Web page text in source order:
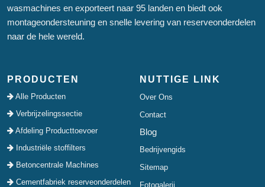
wasmachines en exporteert naar 95 landen en biedt ook
montageondersteuning en snelle levering van reserveonderdelen
naar de hele wereld.
PRODUCTEN
Alle Producten
Verbrijzelingssectie
Afdeling Producttoevoer
Industriële stoffilters
Betoncentrale Machines
Cementfabriek reserveonderdelen
NUTTIGE LINK
Over Ons
Contact
Blog
Bedrijvengids
Sitemap
Fotogalerij